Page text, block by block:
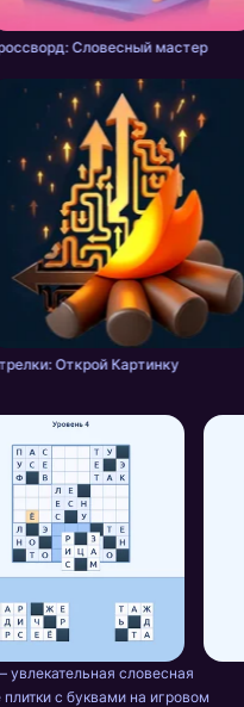
Словесный мастер
Открой Картинку
словесная
с буквами на игровом